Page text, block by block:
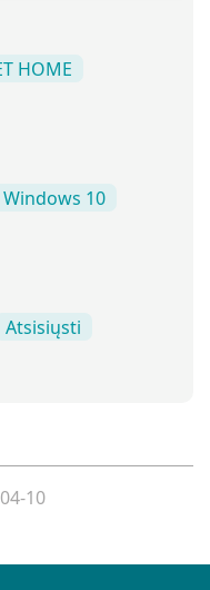
HOME
Windows 10
Atsisiųsti
10